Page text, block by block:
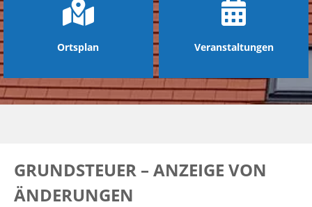
Ortsplan Veranstaltungen
GRUNDSTEUER – ANZEIGE VON
ÄNDERUNGEN